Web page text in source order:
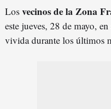
Los vecinos de la Zona
este jueves, 28 de mayo,
vivida durante los últimos